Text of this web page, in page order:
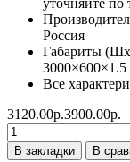
Россия
Габариты
Все
3120.00р.3900.00р.
В закладки
В